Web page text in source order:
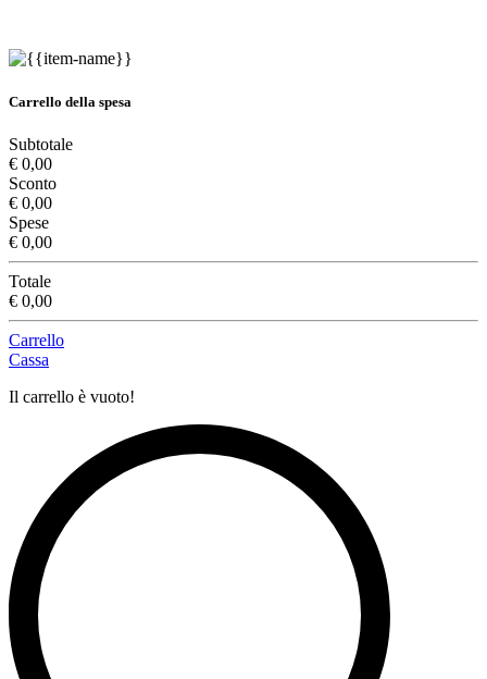
Carrello della spesa
Subtotale
€ 0,00
Sconto
€ 0,00
Spese
€ 0,00
Totale
€ 0,00
Carrello
Cassa
Il carrello è vuoto!